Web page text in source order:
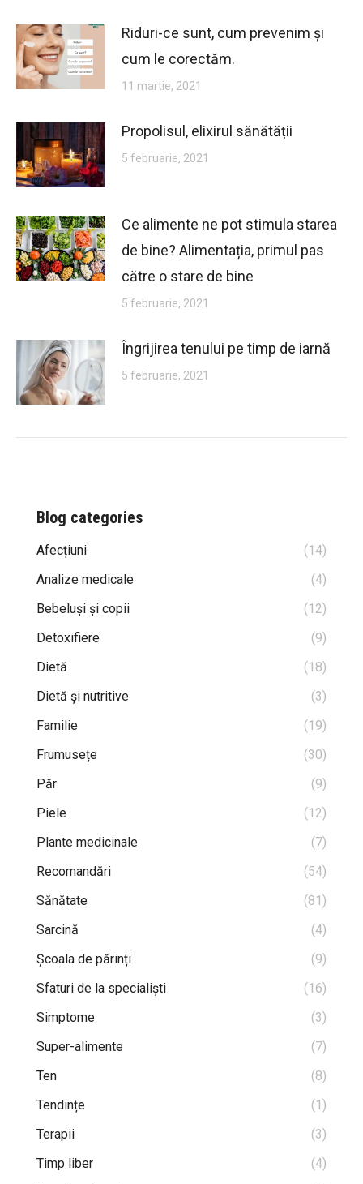
Riduri-ce sunt, cum prevenim și
cum le corectăm.
11 martie, 2021
Propolisul, elixirul sănătății
5 februarie, 2021
Ce alimente ne pot stimula starea
de bine? Alimentația, primul pas
către o stare de bine
5 februarie, 2021
Îngrijirea tenului pe timp de iarnă
5 februarie, 2021
Blog categories
Afecțiuni
(14)
Analize medicale
(4)
Bebeluși și copii
(12)
Detoxifiere
(9)
Dietă
(18)
Dietă și nutritive
(3)
Familie
(19)
Frumusețe
(30)
Păr
(9)
Piele
(12)
Plante medicinale
(7)
Recomandări
(54)
Sănătate
(81)
Sarcină
(4)
Școala de părinți
(9)
Sfaturi de la specialiști
(16)
Simptome
(3)
Super-alimente
(7)
Ten
(8)
Tendințe
(1)
Terapii
(3)
Timp liber
(4)